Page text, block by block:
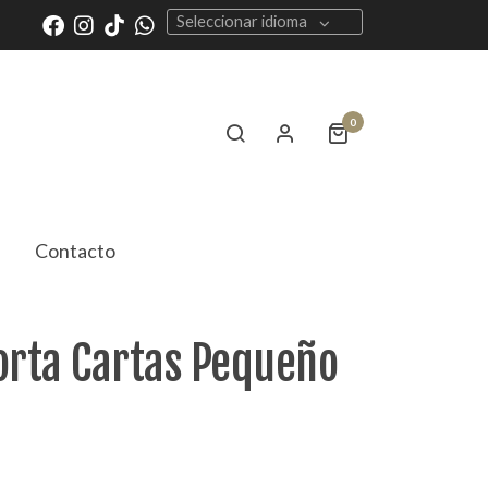
Seleccionar idioma
0
Contacto
Cartas Pequeño